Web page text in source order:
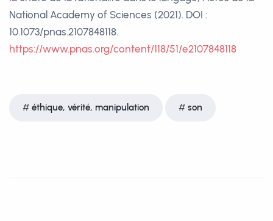
National Academy of Sciences (2021). DOI :
10.1073/pnas.2107848118.
https://www.pnas.org/content/118/51/e2107848118
éthique, vérité, manipulation son